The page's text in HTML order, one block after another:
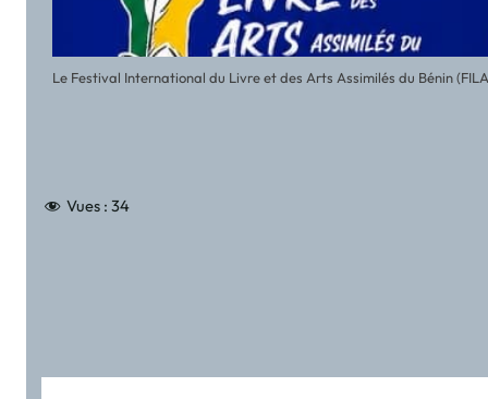
Le Festival International du Livre et des Arts Assimilés du Bénin
Vues : 34